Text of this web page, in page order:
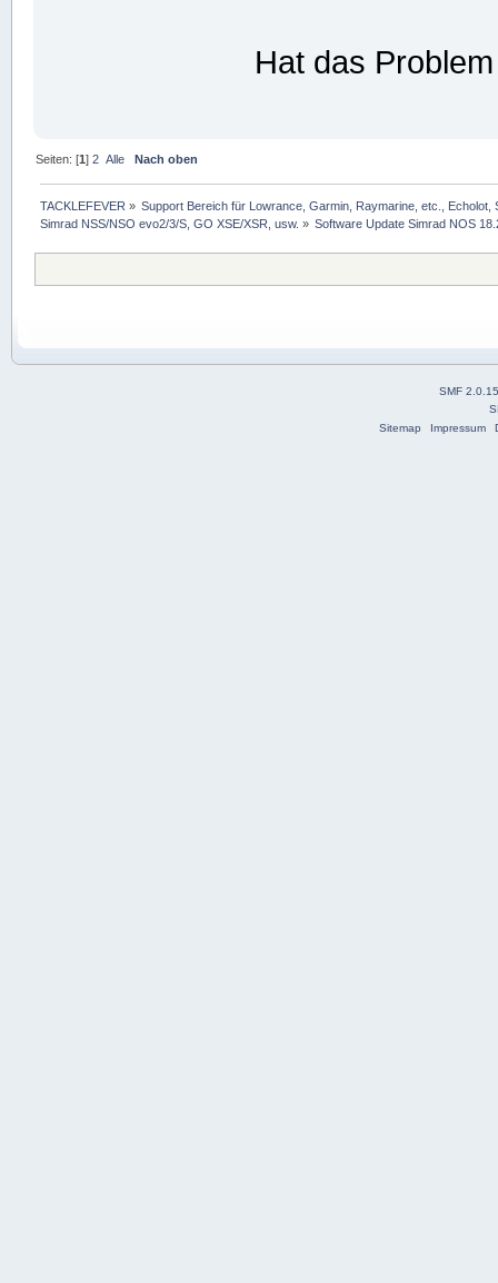
Hat das
Seiten: [1]2 Alle Nach oben
TACKLEFEVER » Support Bereich für Lowrance, Garmin, Raymarine, etc.,
Simrad NSS/NSO evo2/3/S, GO XSE/XSR, usw. » Software Update Simrad NOS
SMF 2.0.15
Sitemap
Impressum